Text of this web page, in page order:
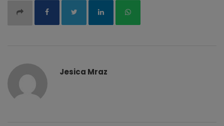
Jesica Mraz